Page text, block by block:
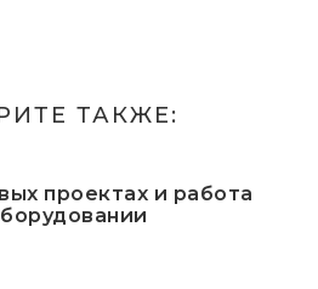
ТАКЖЕ:
проектах и работа